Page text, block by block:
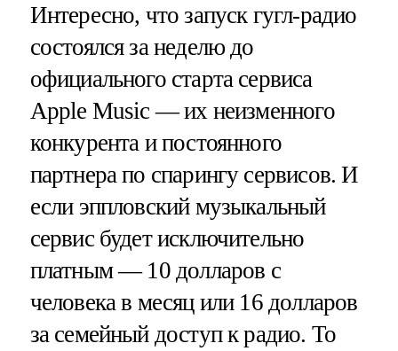
Интересно, что запуск гугл-радио
состоялся за неделю до
официального старта сервиса
Apple Music — их неизменного
конкурента и постоянного
партнера по спарингу сервисов. И
если эппловский музыкальный
сервис будет исключительно
платным — 10 долларов с
человека в месяц или 16 долларов
за семейный доступ к радио. То